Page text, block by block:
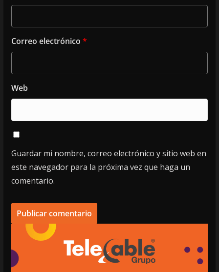
Correo electrónico *
Web
Guardar mi nombre, correo electrónico y sitio web en
este navegador para la próxima vez que haga un
comentario.